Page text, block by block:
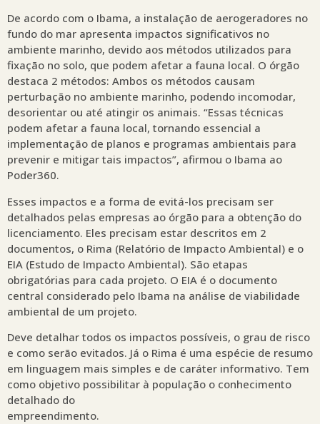
De acordo com o Ibama, a instalação de aerogeradores no
fundo do mar apresenta impactos significativos no
ambiente marinho, devido aos métodos utilizados para
fixação no solo, que podem afetar a fauna local. O órgão
destaca 2 métodos: Ambos os métodos causam
perturbação no ambiente marinho, podendo incomodar,
desorientar ou até atingir os animais. “Essas técnicas
podem afetar a fauna local, tornando essencial a
implementação de planos e programas ambientais para
prevenir e mitigar tais impactos”, afirmou o Ibama ao
Poder360.
Esses impactos e a forma de evitá-los precisam ser
detalhados pelas empresas ao órgão para a obtenção do
licenciamento. Eles precisam estar descritos em 2
documentos, o Rima (Relatório de Impacto Ambiental) e o
EIA (Estudo de Impacto Ambiental). São etapas
obrigatórias para cada projeto. O EIA é o documento
central considerado pelo Ibama na análise de viabilidade
ambiental de um projeto.
Deve detalhar todos os impactos possíveis, o grau de risco
e como serão evitados. Já o Rima é uma espécie de resumo
em linguagem mais simples e de caráter informativo. Tem
como objetivo possibilitar à população o conhecimento
detalhado do
empreendimento.